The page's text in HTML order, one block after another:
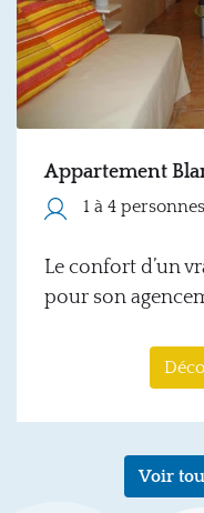
Appartement
1 à 4 personnes
Le confort d’un
pour son
Voir